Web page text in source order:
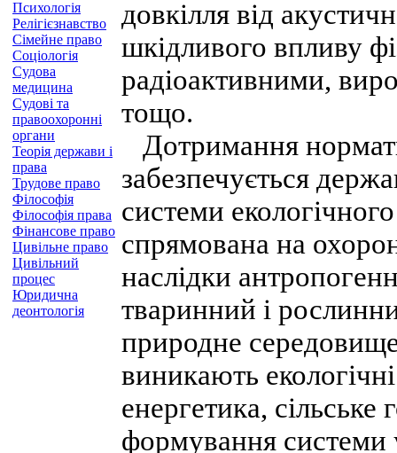
Психологія
Релігієзнавство
Сімейне право
Соціологія
Судова
медицина
Судові та
правоохоронні
органи
Теорія держави і
права
Трудове право
Філософія
Філософія права
Фінансове право
Цивільне право
Цивільний
процес
Юридична
деонтологія
довкілля від
шкідливого впливу
радіоактивними,
тощо.
Дотримання
забезпечується
системи
спрямована на
наслідки
тваринний і
природне
виникають
енергетика,
формування системи